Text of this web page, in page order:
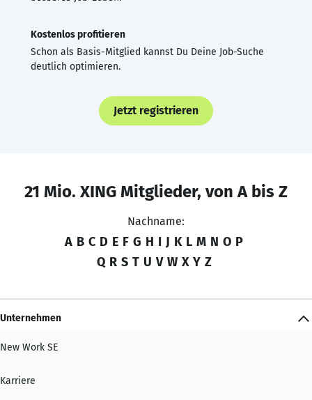
Kostenlos profitieren
Schon als Basis-Mitglied kannst Du Deine Job-Suche
deutlich optimieren.
Jetzt registrieren
21 Mio. XING Mitglieder, von A bis Z
Nachname:
A B C D E F G H I J K L M N O P
Q R S T U V W X Y Z
Unternehmen
New Work SE
Karriere